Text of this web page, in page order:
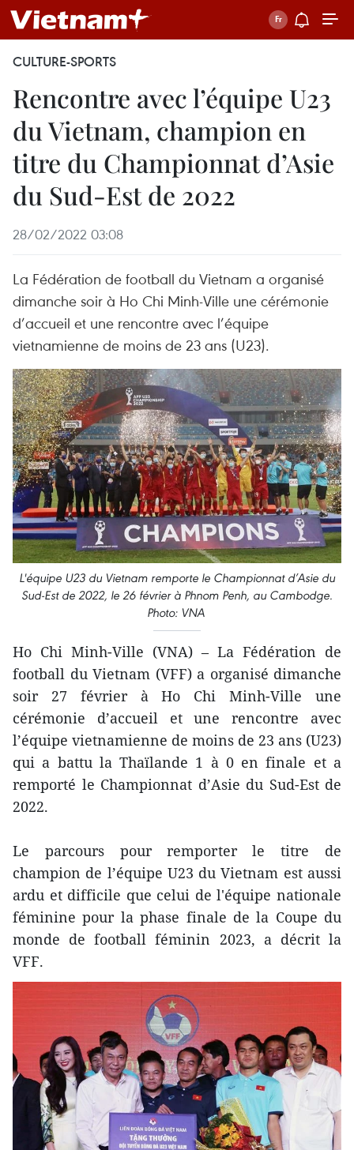
CULTURE-SPORTS
Rencontre avec l’équipe U23
du Vietnam, champion en
titre du Championnat d’Asie
du Sud-Est de 2022
28/02/2022 03:08
La Fédération de football du Vietnam a organisé
dimanche soir à Ho Chi Minh-Ville une cérémonie
d’accueil et une rencontre avec l’équipe
vietnamienne de moins de 23 ans (U23).
L'équipe U23 du Vietnam remporte le Championnat d’Asie du
Sud-Est de 2022, le 26 février à Phnom Penh, au Cambodge.
Photo: VNA
Ho Chi Minh-Ville (VNA) – La Fédération de
football du Vietnam (VFF) a organisé dimanche
soir 27 février à Ho Chi Minh-Ville une
cérémonie d’accueil et une rencontre avec
l’équipe vietnamienne de moins de 23 ans (U23)
qui a battu la Thaïlande 1 à 0 en finale et a
remporté le Championnat d’Asie du Sud-Est de
2022.
Le parcours pour remporter le titre de
champion de l’équipe U23 du Vietnam est aussi
ardu et difficile que celui de l'équipe nationale
féminine pour la phase finale de la Coupe du
monde de football féminin 2023, a décrit la
VFF.